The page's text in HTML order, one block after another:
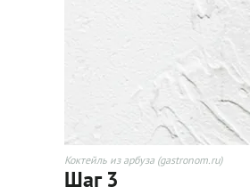
Коктейль из арбуза (gastronom.ru)
Шаг 3